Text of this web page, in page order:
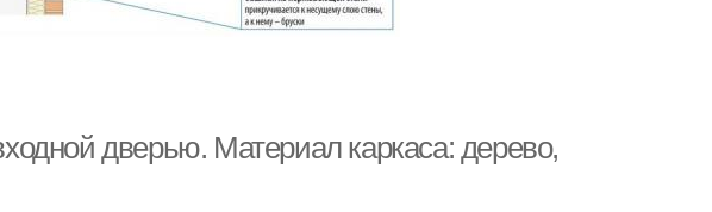
дверью. Материал каркаса: дерево,